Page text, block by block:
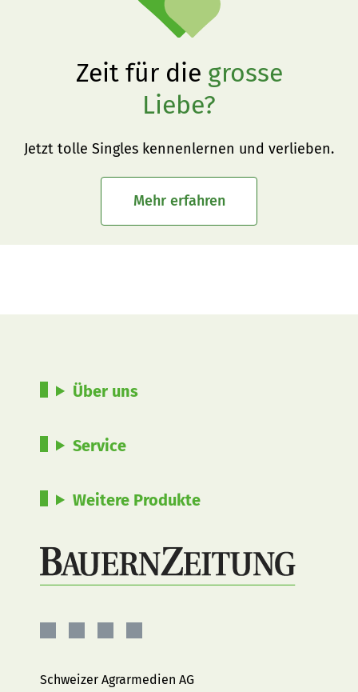
Zeit für die grosse
Liebe?
Jetzt tolle Singles kennenlernen und verlieben.
Mehr erfahren
Über uns
Service
Weitere Produkte
Facebook
Instagram
YouTubeLinkedIn
Schweizer Agrarmedien AG